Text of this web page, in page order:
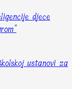
djece
ustanovi za